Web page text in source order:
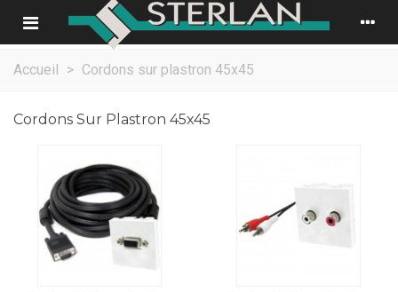
Accueil > Cordons sur plastron 45x45
Cordons Sur Plastron 45x45